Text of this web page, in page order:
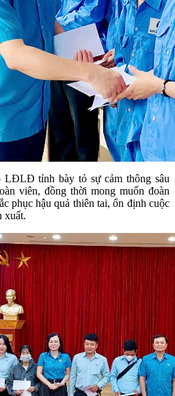
LĐLĐ tỉnh bày tỏ sự cảm thông sâu
viên, đồng thời mong muốn đoàn
phục hậu quả thiên tai, ổn định cuộc
xuất.